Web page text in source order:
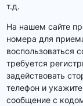
т.д.
На нашем сайте
номера для
воспользоваться
требуется
задействовать
телефон и
сообщение с